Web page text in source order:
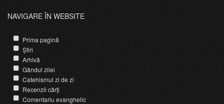
NAVIGARE ÎN WEBSITE
Prima pagină
Știri
Arhivă
Gândul zilei
Catehismul zi de zi
Recenzii cărți
Comentariu evanghelic